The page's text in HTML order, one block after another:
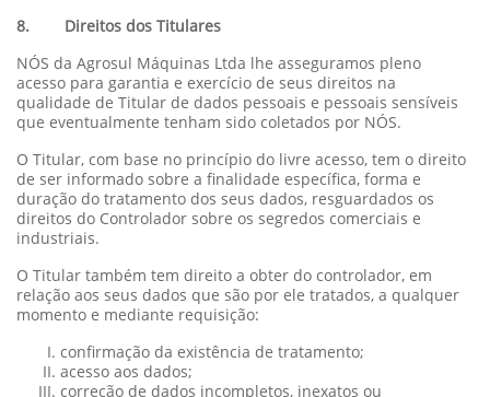
8. Direitos dos Titulares
NÓS da Agrosul Máquinas Ltda lhe asseguramos pleno
acesso para garantia e exercício de seus direitos na
qualidade de Titular de dados pessoais e pessoais sensíveis
que eventualmente tenham sido coletados por NÓS.
O Titular, com base no princípio do livre acesso, tem o direito
de ser informado sobre a finalidade específica, forma e
duração do tratamento dos seus dados, resguardados os
direitos do Controlador sobre os segredos comerciais e
industriais.
O Titular também tem direito a obter do controlador, em
relação aos seus dados que são por ele tratados, a qualquer
momento e mediante requisição:
confirmação da existência de tratamento;
acesso aos dados;
correção de dados incompletos, inexatos ou